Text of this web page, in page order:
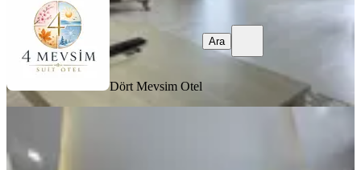
Dört Mevsim Otel
Ara